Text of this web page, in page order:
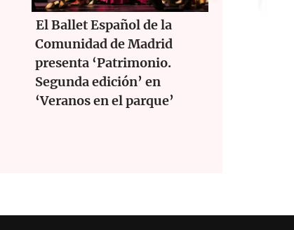
El Ballet Español de la
Comunidad de Madrid
presenta ‘Patrimonio.
Segunda edición’ en
‘Veranos en el parque’